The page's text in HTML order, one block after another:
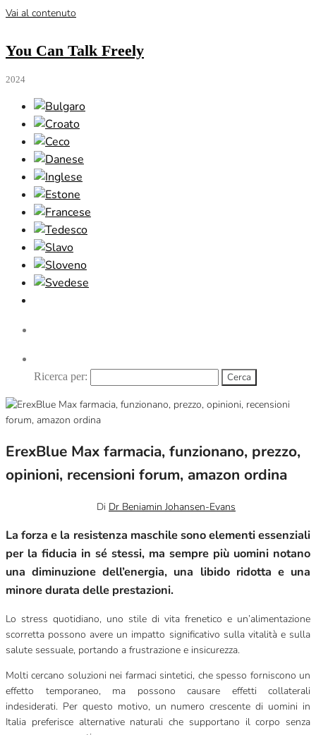
Vai al contenuto
You Can Talk Freely
2024
Ricerca per:
ErexBlue Max farmacia, funzionano, prezzo,
opinioni, recensioni forum, amazon ordina
Di Dr Beniamin Johansen-Evans
La forza e la resistenza maschile sono elementi essenziali
per la fiducia in sé stessi, ma sempre più uomini notano
una diminuzione dell’energia, una libido ridotta e una
minore durata delle prestazioni.
Lo stress quotidiano, uno stile di vita frenetico e un’alimentazione
scorretta possono avere un impatto significativo sulla vitalità e sulla
salute sessuale, portando a frustrazione e insicurezza.
Molti cercano soluzioni nei farmaci sintetici, che spesso forniscono un
effetto temporaneo, ma possono causare effetti collaterali
indesiderati. Per questo motivo, un numero crescente di uomini in
Italia preferisce alternative naturali che supportano il corpo senza